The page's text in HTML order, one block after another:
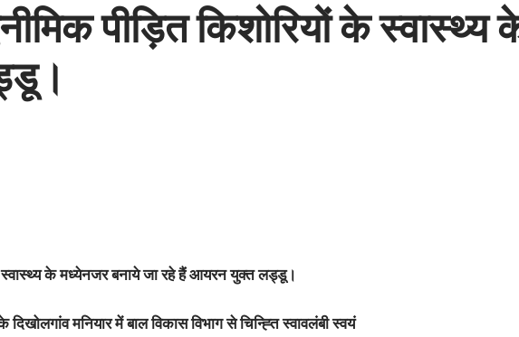
पीड़ित किशोरियों के
स्वास्थ्य के मध्येनजर बनाये जा रहे हैं आयरन युक्त लड्डू।
मनियार में बाल विकास विभाग से चिन्ह्ति स्वावलंबी स्वयं